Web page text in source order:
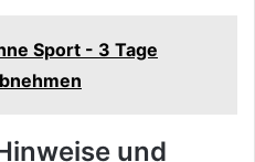
Sport - 3 Tage
und